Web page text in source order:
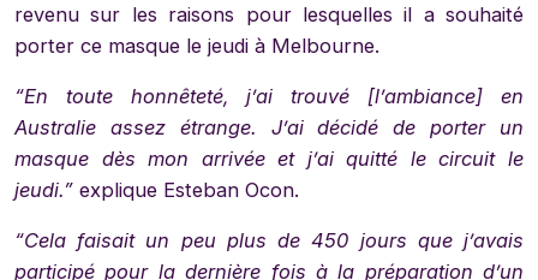
revenu sur les raisons pour lesquelles il a souhaité
porter ce masque le jeudi à Melbourne.
“En toute honnêteté, j’ai trouvé [l’ambiance] en
Australie assez étrange. J’ai décidé de porter un
masque dès mon arrivée et j’ai quitté le circuit le
jeudi.” explique Esteban Ocon.
“Cela faisait un peu plus de 450 jours que j’avais
participé pour la dernière fois à la préparation d’un